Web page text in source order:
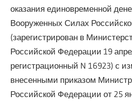
оказания единовременной
Вооруженных Силах
(зарегистрирован в
Российской Федерации 19
регистрационный N 16923) с
внесенными приказом
Российской Федерации от 25